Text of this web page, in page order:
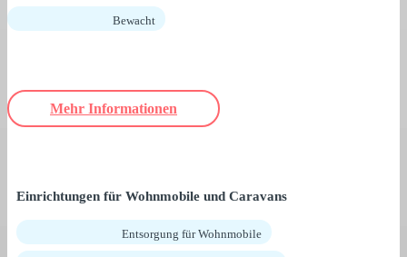
Bewacht
Mehr Informationen
Einrichtungen für Wohnmobile und Caravans
Entsorgung für Wohnmobile